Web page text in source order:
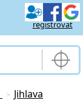
registrovat
> Jihlava